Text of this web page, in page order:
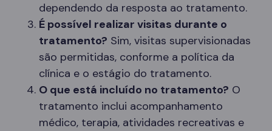
dependendo da resposta ao tratamento.
É possível realizar visitas durante o
tratamento? Sim, visitas supervisionadas
são permitidas, conforme a política da
clínica e o estágio do tratamento.
O que está incluído no tratamento? O
tratamento inclui acompanhamento
médico, terapia, atividades recreativas e